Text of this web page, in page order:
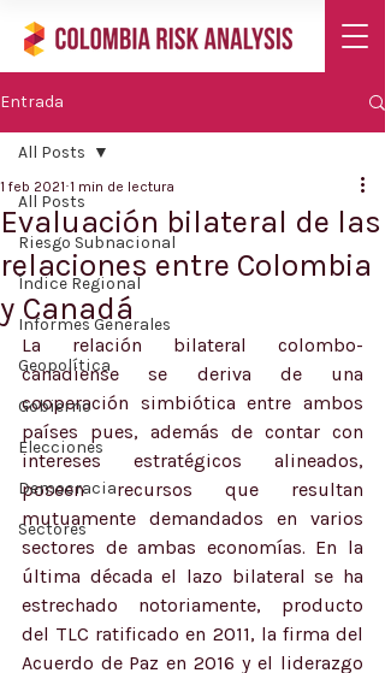
Entrada
All Posts
Riesgo Subnacional
Índice Regional
Informes Generales
Geopolítica
Gobierno
Elecciones
Democracia
Sectores
All Posts
Evaluación bilateral de las
relaciones entre Colombia
y Canadá
1 feb 2021 1 min de lectura
La relación bilateral colombo-
canadiense se deriva de una
cooperación simbiótica entre ambos
países pues, además de contar con
intereses estratégicos alineados,
poseen recursos que resultan
mutuamente demandados en varios
sectores de ambas economías. En la
última década el lazo bilateral se ha
estrechado notoriamente, producto
del TLC ratificado en 2011, la firma del
Acuerdo de Paz en 2016 y el liderazgo